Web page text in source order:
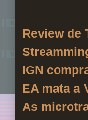
Review de
IGN
EA mata a
As